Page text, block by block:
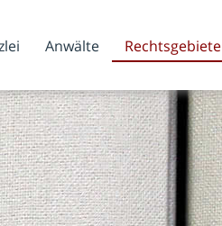
Anwälte Rechtsgebiete